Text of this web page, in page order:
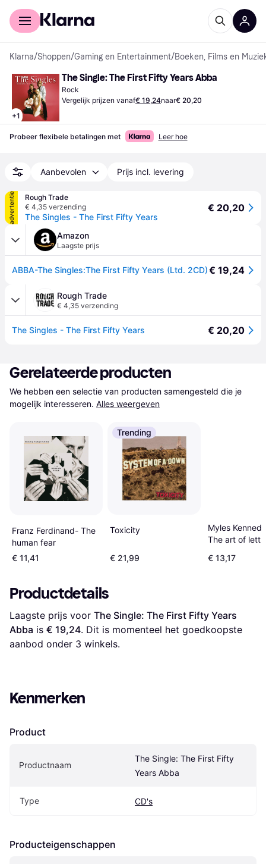
Voor shoppers
Klarna/Shoppen/Gaming en Entertainment/Boeken, Films en
+1
The Single: The First Fifty Years Abba
Rock
Vergelijk prijzen vanaf€ 19,24naar€ 20,20
Probeer flexibele betalingen met Leer hoe
Aanbevolen Prijs incl. levering
advertentie
Rough Trade
€ 4,35 verzending
The Singles - The First Fifty Years
€ 20,20
Amazon
Laagste prijs
ABBA-The Singles:The First Fifty Years (Ltd. 2CD)€ 19,24
Rough Trade
€ 4,35 verzending
The Singles - The First Fifty Years € 20,20
Gerelateerde producten
We hebben een selectie van producten samengesteld die je
mogelijk interesseren. Alles weergeven
Franz Ferdinand- The
human fear
€ 11,41
Trending
Toxicity
€ 21,99
Myles
The art of
€ 13,17
Productdetails
Laagste prijs voor The Single: The First Fifty Years
Abba is € 19,24. Dit is momenteel het goedkoopste
aanbod onder 3 winkels.
Kenmerken
Product
Productnaam
The Single: The First Fifty
Years Abba
Type CD's
Producteigenschappen